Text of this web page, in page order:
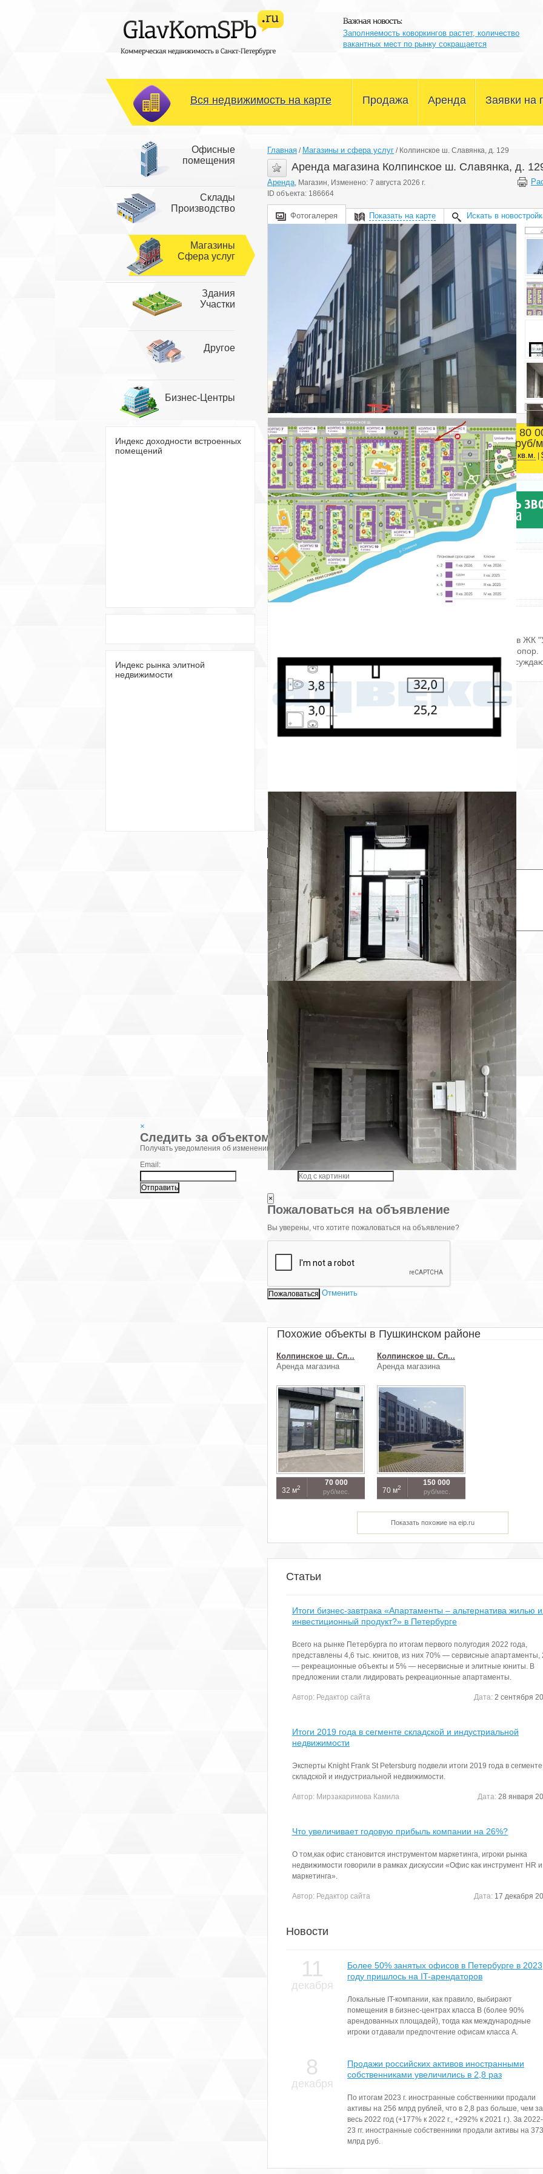
Заполняемость коворкингов растет, количество
вакантных мест по рынку сокращается
Вся недвижимость на карте Продажа
Склады и производство
Магазины и сфера услуг
Здания и участки
Другое
Аренда
Склады и производство
Магазины и сфера услуг
Здания и участки
Другое
Заявки на
Офисные
помещения
Склады
Производство
Магазины
Сфера услуг
Здания
Участки
Другое
Бизнес-Центры
Индекс доходности встроенных
помещений
Индекс рынка элитной
недвижимости
Главная / Магазины и сфера услуг / Колпинское ш. Славянка, д. 129
Аренда магазина Колпинское ш. Славянка, д.
Аренда, Магазин, Изменено: 7 августа 2026 г.
ID объекта: 186664
Фотогалерея Показать на карте Искать в
Пушкинский район
Площадь
32 м2
80
руб/
кв.м.
Адвекс - Славянка
Отопление: есть
Канализация: есть
Состояние ремонта: Требует
ремонта
Этажей всего: 4
Сдается в аренду универсальное коммерческое помещение в ЖК
сити". Помещение светлое, теплое, без мешающих несущих опор.
Электричество - 10 кВт. Высота потолков -3.9 м. Каникулы
Пожаловаться на объявление
Продано
Несуществующий объект
Неверная цена
Следить за объектом
Связаться с продавцом
Телефон: *
Ваш комментарий:
Заказать звонок продавца
Контактный телефон:
×
Следить за объектом
Фамилия:
Получать уведомления об изменении объекта
Email:
×
Пожаловаться на объявление
Вы уверены, что хотите пожаловаться на объявление?
Отменить
Похожие объекты в Пушкинском районе
Колпинское ш. Сл...
Аренда магазина
32 м2
70 000
руб/мес.
Колпинское ш. Сл...
Аренда магазина
70 м2
150 000
руб/мес.
Показать похожие на eip.ru
Статьи
Итоги бизнес-завтрака «Апартаменты – альтернатива жилью
инвестиционный продукт?» в Петербурге
Всего на рынке Петербурга по итогам первого полугодия 2022 года,
представлены 4,6 тыс. юнитов, из них 70% — сервисные апартаменты,
— рекреационные объекты и 5% — несервисные и элитные юниты. В
предложении стали лидировать рекреационные апартаменты.
Автор: Редактор сайта Дата: 2 сентября
Итоги 2019 года в сегменте складской и индустриальной
недвижимости
Эксперты Knight Frank St Petersburg подвели итоги 2019 года в сегменте
складской и индустриальной недвижимости.
Автор: Мирзакаримова Камила Дата: 28 января
Что увеличивает годовую прибыль компании на 26%?
О том,как офис становится инструментом маркетинга, игроки рынка
недвижимости говорили в рамках дискуссии «Офис как инструмент HR и
маркетинга».
Автор: Редактор сайта Дата: 17 декабря
Новости
11
декабря
Более 50% занятых офисов в Петербурге в 2023
году пришлось на IT-арендаторов
Локальные IT-компании, как правило, выбирают
помещения в бизнес-центрах класса В (более 90%
арендованных площадей), тогда как международные
игроки отдавали предпочтение офисам класса А.
8
декабря
Продажи российских активов иностранными
собственниками увеличились в 2,8 раз
По итогам 2023 г. иностранные собственники продали
активы на 256 млрд рублей, что в 2,8 раз больше, чем за
весь 2022 год (+177% к 2022 г., +292% к 2021 г.). За 2022-
23 гг. иностранные собственники продали активы на 373
млрд руб.